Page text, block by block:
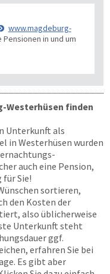
www.magdeburg-
Pensionen in und um
Westerhüsen finden
Unterkunft als
in Westerhüsen wurden
auch eine Pension,
Sie!
sortieren,
den Kosten der
also üblicherweise
Unterkunft steht
ggf.
erfahren Sie bei
Es gibt aber